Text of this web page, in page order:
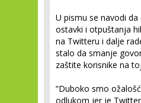
U pismu se navodi da
ostavki i otpuštanja
na Twitteru i dalje
stalo da smanje
zaštite korisnike na
“Duboko smo
odlukom jer je